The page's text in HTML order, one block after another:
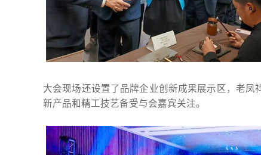
大会现场还设置了品牌企业创新成果展示区，老凤
新产品和精工技艺备受与会嘉宾关注。